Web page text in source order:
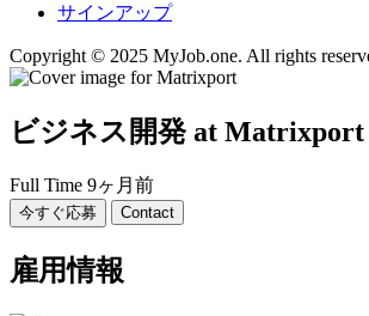
サインアップ
Copyright © 2025 MyJob.one. All rights
ビジネス開発 at Matrixport
Full Time 9ヶ月前
今すぐ応募 Contact
雇用情報